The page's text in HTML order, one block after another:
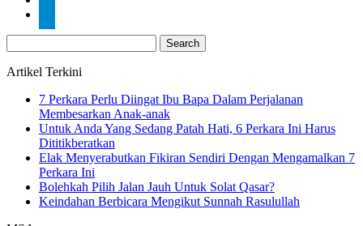
for:
Artikel Terkini
7 Perkara Perlu Diingat Ibu Bapa Dalam Perjalanan
Membesarkan Anak-anak
Untuk Anda Yang Sedang Patah Hati, 6 Perkara Ini Harus
Dititikberatkan
Elak Menyerabutkan Fikiran Sendiri Dengan Mengamalkan 7
Perkara Ini
Bolehkah Pilih Jalan Jauh Untuk Solat Qasar?
Keindahan Berbicara Mengikut Sunnah Rasulullah